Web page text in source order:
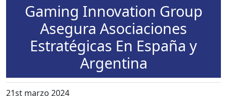
Gaming Innovation Group
Asegura Asociaciones
Estratégicas En España y
Argentina
21st marzo 2024